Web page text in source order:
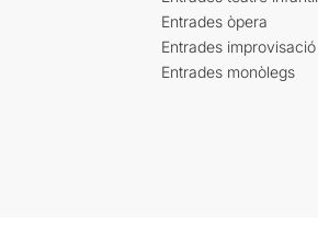
Entrades òpera
Entrades improvisació
Entrades monòlegs